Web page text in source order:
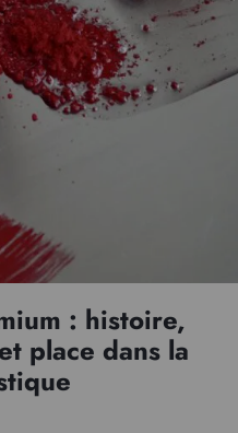
: histoire,
place dans la